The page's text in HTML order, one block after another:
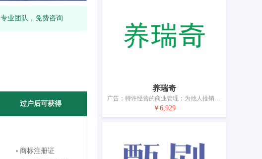
专业团队，免费咨询
过户后可获得
商标注册证
养瑞奇
广告；特许经营的商业管理；为他人推销；为商品和服务的买卖双方提供在线市场；人事管理咨询；餐馆外卖和送餐的在线预订服务；会计；自动售货机出租；寻找赞助；药用、兽医用、卫生用制剂和医疗用品的零售服务
￥6,929